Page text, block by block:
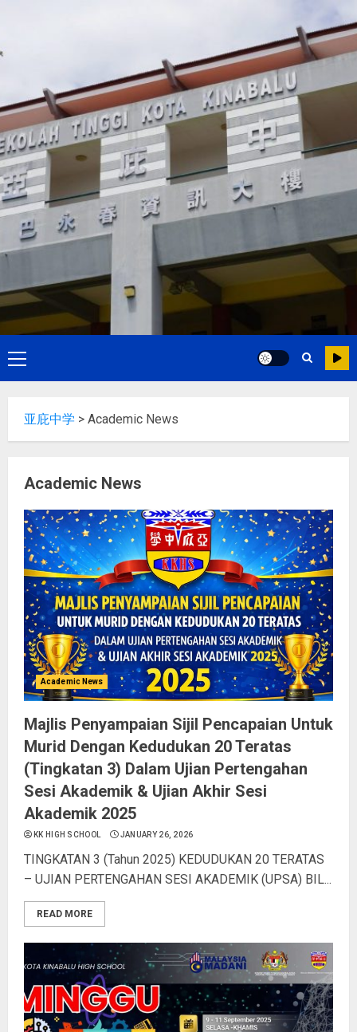
亚庇中学 > Academic News
Academic News
Academic News
Majlis Penyampaian Sijil Pencapaian Untuk
Murid Dengan Kedudukan 20 Teratas
(Tingkatan 3) Dalam Ujian Pertengahan
Sesi Akademik & Ujian Akhir Sesi
Akademik 2025
KK HIGH SCHOOL JANUARY 26, 2026
TINGKATAN 3 (Tahun 2025) KEDUDUKAN 20 TERATAS
– UJIAN PERTENGAHAN SESI AKADEMIK (UPSA) BIL...
READ MORE